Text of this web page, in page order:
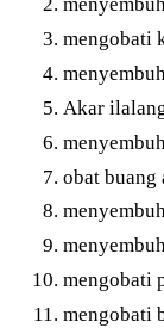
mengobati
Akar
obat
mengobati
mengobati